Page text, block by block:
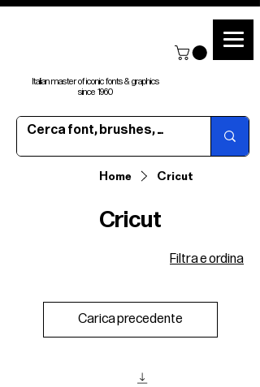
Italian master of iconic fonts & graphics
since 1960
Home Cricut
Cricut
Filtra e ordina
Carica precedente